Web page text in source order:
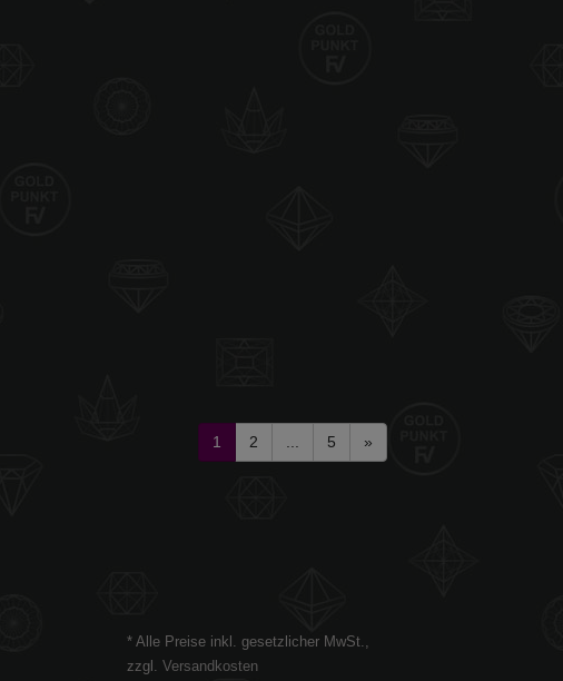
1 2 5 »
* Alle Preise inkl. gesetzlicher MwSt.,
zzgl. Versandkosten